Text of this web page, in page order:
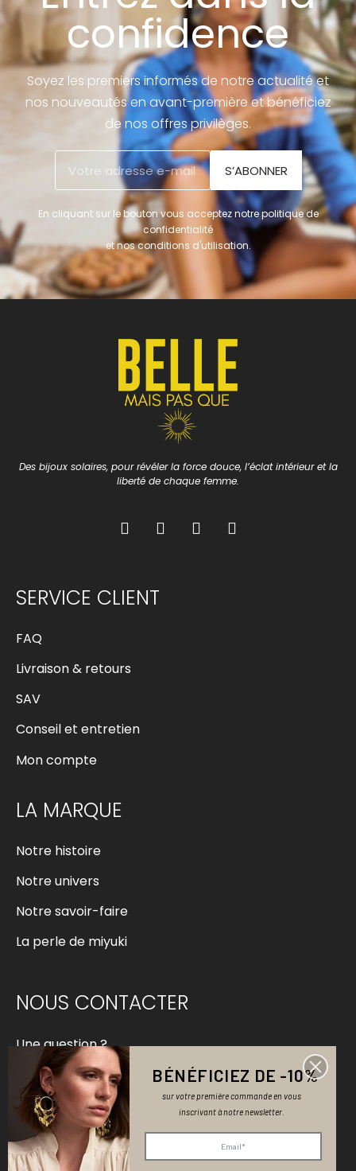
confidence
Soyez les premiers informés de notre actualité et
nos nouveautés en avant-première et bénéficiez
de nos offres privilèges.
S’ABONNER
En cliquant sur le bouton vous acceptez notre politique de
confidentialité
et nos conditions d'utilisation.
Des bijoux solaires, pour révéler la force douce, l’éclat intérieur et la
liberté de chaque femme.
SERVICE CLIENT
FAQ
Livraison & retours
SAV
Conseil et entretien
Mon compte
LA MARQUE
Notre histoire
Notre univers
Notre savoir-faire
La perle de miyuki
NOUS CONTACTER
Une question ?
contact@bellemaispasque.com
Devenir revendeur
BÉNÉFICIEZ DE -10%
sur votre première commande en vous
inscrivant à notre newsletter.